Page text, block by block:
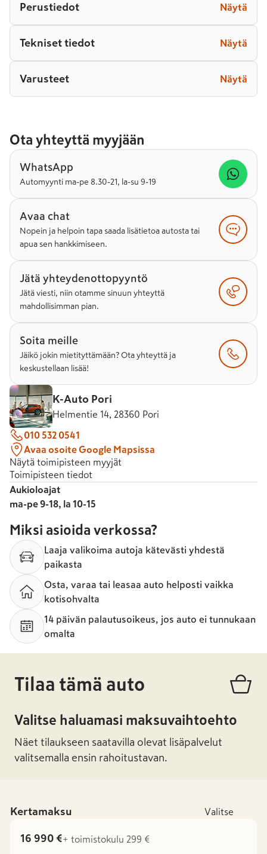
Perustiedot Näytä
Tekniset tiedot Näytä
Varusteet Näytä
Ota yhteyttä myyjään
WhatsApp
Automyynti ma-pe 8.30-21, la-su 9-19
Avaa chat
Nopein ja helpoin tapa saada lisätietoa autosta tai
apua sen hankkimiseen.
Jätä yhteydenottopyyntö
Jätä viesti, niin otamme sinuun yhteyttä
mahdollisimman pian.
Soita meille
Jäikö jokin mietityttämään? Ota yhteyttä ja
keskustellaan lisää!
K-Auto Pori
Helmentie 14, 28360 Pori
010 532 0541
Avaa osoite Google Mapsissa
Näytä toimipisteen myyjät
Toimipisteen tiedot
Aukioloajat
ma-pe 9-18, la 10-15
Miksi asioida verkossa?
Laaja valikoima autoja kätevästi yhdestä
paikasta
Osta, varaa tai leasaa auto helposti vaikka
kotisohvalta
14 päivän palautusoikeus, jos auto ei tunnukaan
omalta
Tilaa tämä auto
Valitse haluamasi maksuvaihtoehto
Näet tilaukseen saatavilla olevat lisäpalvelut
valitsemalla ensin rahoitustavan.
Kertamaksu Valitse
16 990 €+ toimistokulu 299 €